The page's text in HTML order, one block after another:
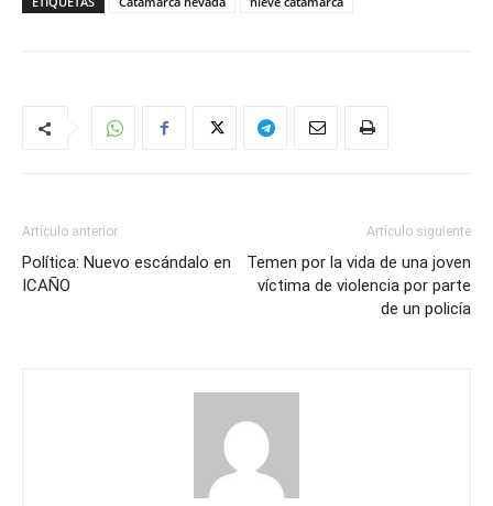
Artículo anterior
Política: Nuevo escándalo en
ICAÑO
Artículo siguiente
Temen por la vida de una joven
víctima de violencia por parte
de un policía